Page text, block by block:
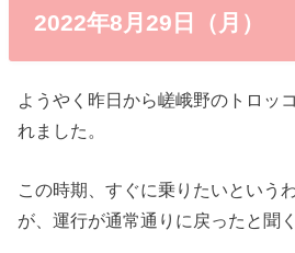
2022年8月29日（月）
ようやく昨日から嵯峨野のトロッ
れました。
この時期、すぐに乗りたいという
が、運行が通常通りに戻ったと聞